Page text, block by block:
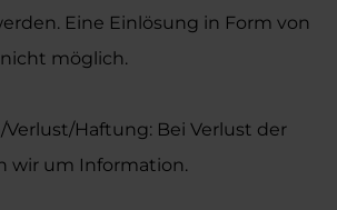
Eine Einlösung in Form von
möglich.
Verlust/Haftung: Bei Verlust der
wir um Information.